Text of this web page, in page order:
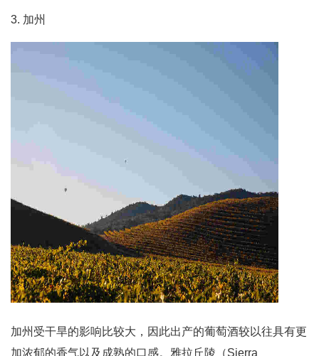
3. 加州
加州受干旱的影响比较大，因此出产的葡萄酒较以往具有更
加浓郁的香气以及成熟的口感。雅拉丘陵（Sierra